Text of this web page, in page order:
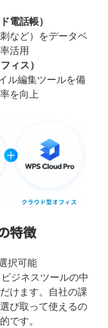
電話帳）
など）をデータベ
活用
ィス）
ル編集ツールを備
を向上
特徴
択可能
ジネスツールの中
けます。自社の課
び取って使えるの
です。